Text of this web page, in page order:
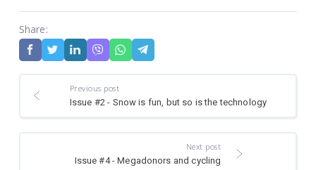
Share:
Previous post
Issue #2 - Snow is fun, but so is the technology
Next post
Issue #4 - Megadonors and cycling